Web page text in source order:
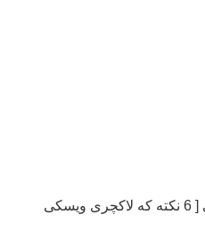
آداب خوردن ویسکی [ 6 نکته که لاکچری ویسکی